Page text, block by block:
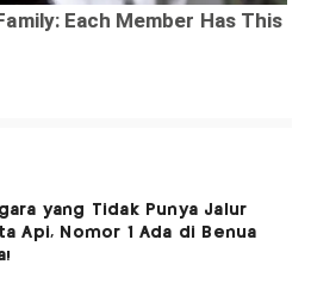
yang Tidak Punya Jalur
Api, Nomor 1 Ada di Benua